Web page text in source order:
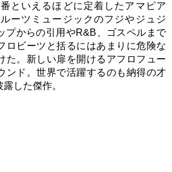
といえるほどに定着したアマピア
ーツミュージックのフジやジュジ
プからの引用やR&B、ゴスペルまで
ロビーツと括るにはあまりに危険な
た。新しい扉を開けるアフロフュー
ンド。世界で活躍するのも納得の才
した傑作。